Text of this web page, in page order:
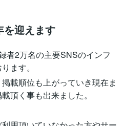
を迎えます
者2万名の主要SNSのインフ
ます。
載順位も上がっていき現在ま
頂く事も出来ました。